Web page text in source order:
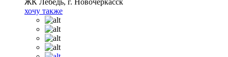
хочу также